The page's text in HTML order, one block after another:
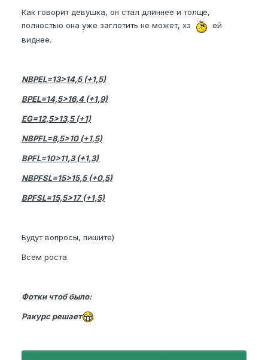
Как говорит девушка, он стал длиннее и толще,
полностью она уже заглотить не может, хз
ей
виднее.
NBPEL=13>14,5 (+1,5)
BPEL=14,5>16,4 (+1,9)
EG=12,5>13,5 (+1)
NBPFL=8,5>10 (+1,5)
BPFL=10>11,3 (+1,3)
NBPFSL=15>15,5 (+0,5)
BPFSL=15,5>17 (+1,5)
Будут вопросы, пишите)
Всем роста.
Фотки чтоб было:
Ракурс решает